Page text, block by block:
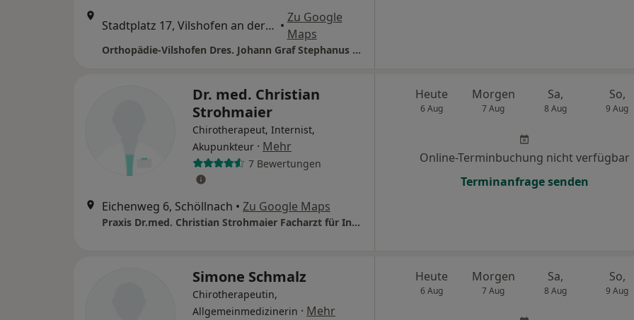
Stadtplatz 17, Vilshofen an der Donau •
Zu Google
Maps
Orthopädie-Vilshofen Dres. Johann Graf Stephanus Saam Stephan Koenig u.w.
Dr. med. Christian
Strohmaier
Chirotherapeut, Internist,
Akupunkteur · Mehr
7 Bewertungen
Eichenweg 6, Schöllnach • Zu Google Maps
Praxis Dr.med. Christian Strohmaier Facharzt für Innere Medizin
Heute
6 Aug
Morgen
7 Aug
Sa,
8 Aug
So,
9 Aug
Online-Terminbuchung nicht verfügbar
Terminanfrage senden
Simone Schmalz
Chirotherapeutin,
Allgemeinmedizinerin · Mehr
Heute
6 Aug
Morgen
7 Aug
Sa,
8 Aug
So,
9 Aug